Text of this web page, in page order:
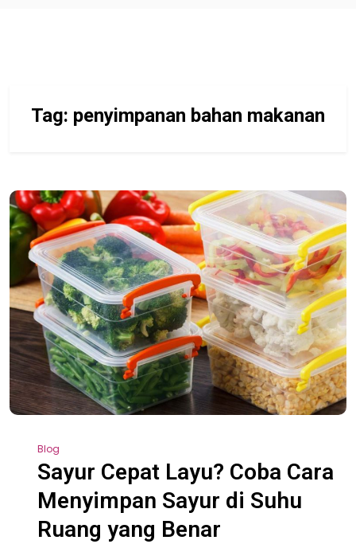
Tag: penyimpanan bahan makanan
Blog
Sayur Cepat Layu? Coba Cara
Menyimpan Sayur di Suhu
Ruang yang Benar